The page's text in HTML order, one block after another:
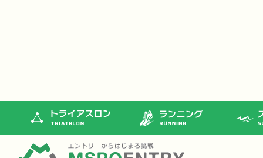
トライアスロン ランニング ス